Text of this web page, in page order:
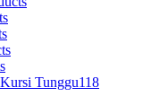
Kursi Tunggu118